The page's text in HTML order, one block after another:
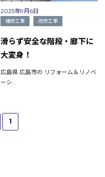
2025年9月6日
補修工事 改修工事
滑らず安全な階段・廊下に
大変身！
広島県 広島市の リフォーム＆リノベ
ーシ...
1